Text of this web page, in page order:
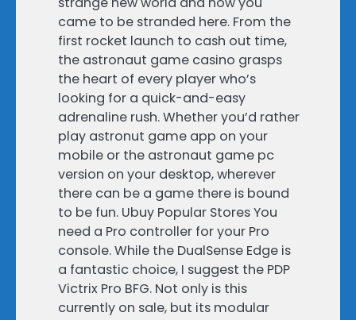
came to be stranded here. From the
first rocket launch to cash out time,
the astronaut game casino grasps
the heart of every player who’s
looking for a quick-and-easy
adrenaline rush. Whether you’d rather
play astronut game app on your
mobile or the astronaut game pc
version on your desktop, wherever
there can be a game there is bound
to be fun. Ubuy Popular Stores You
need a Pro controller for your Pro
console. While the DualSense Edge is
a fantastic choice, I suggest the PDP
Victrix Pro BFG. Not only is this
currently on sale, but its modular